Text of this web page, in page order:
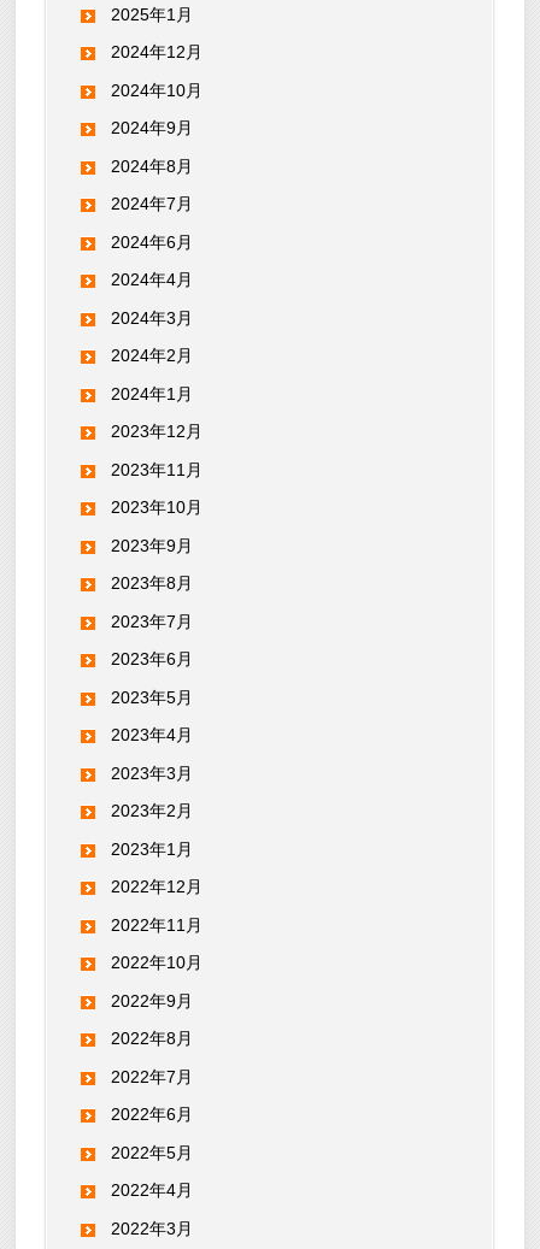
2025年1月
2024年12月
2024年10月
2024年9月
2024年8月
2024年7月
2024年6月
2024年4月
2024年3月
2024年2月
2024年1月
2023年12月
2023年11月
2023年10月
2023年9月
2023年8月
2023年7月
2023年6月
2023年5月
2023年4月
2023年3月
2023年2月
2023年1月
2022年12月
2022年11月
2022年10月
2022年9月
2022年8月
2022年7月
2022年6月
2022年5月
2022年4月
2022年3月